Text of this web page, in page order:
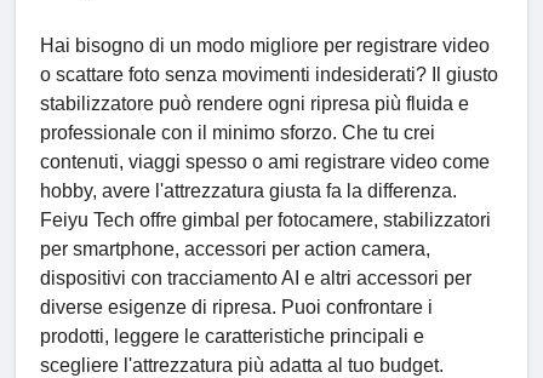
Hai bisogno di un modo migliore per registrare video
o scattare foto senza movimenti indesiderati? Il giusto
stabilizzatore può rendere ogni ripresa più fluida e
professionale con il minimo sforzo. Che tu crei
contenuti, viaggi spesso o ami registrare video come
hobby, avere l'attrezzatura giusta fa la differenza.
Feiyu Tech offre gimbal per fotocamere, stabilizzatori
per smartphone, accessori per action camera,
dispositivi con tracciamento AI e altri accessori per
diverse esigenze di ripresa. Puoi confrontare i
prodotti, leggere le caratteristiche principali e
scegliere l'attrezzatura più adatta al tuo budget.